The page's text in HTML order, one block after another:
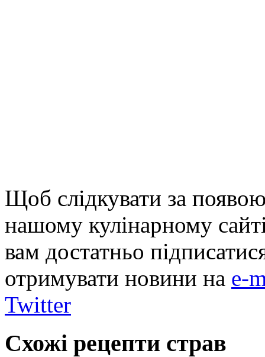
Щоб слідкувати за
нашому кулінарному
вам достатньо
отримувати новини на e-
Twitter
Схожі рецепти страв